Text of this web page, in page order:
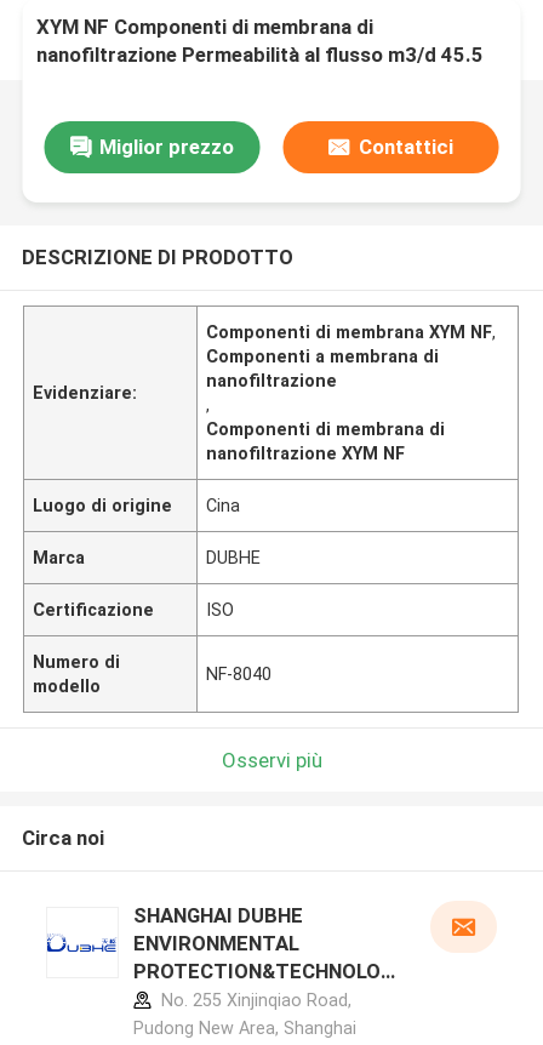
XYM NF Componenti di membrana di
nanofiltrazione Permeabilità al flusso m3/d 45.5
Miglior prezzo Contattici
DESCRIZIONE DI PRODOTTO
Evidenziare:
Componenti di membrana XYM NF,
Componenti a membrana di
nanofiltrazione
,
Componenti di membrana di
nanofiltrazione XYM NF
Luogo di origine Cina
Marca DUBHE
Certificazione ISO
Numero di
modello
NF-8040
Osservi più
Circa noi
SHANGHAI DUBHE
ENVIRONMENTAL
PROTECTION&TECHNOLOG
Y CO.,LTD profilo del
produttore
No. 255 Xinjinqiao Road,
Pudong New Area, Shanghai